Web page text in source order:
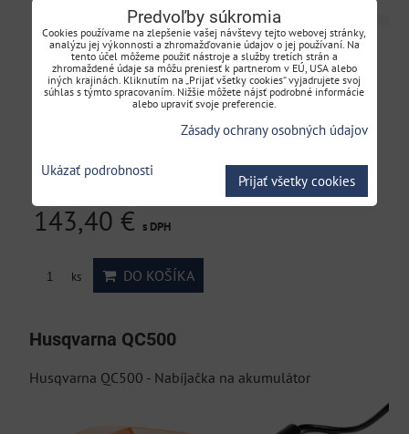
143,40 € s DPH
ks DO KOŠÍKA
Husqvarna QC500
Husqvarna QC500 - Nabíjačka na akumulátor
Predvoľby súkromia
Cookies používame na zlepšenie vašej návštevy tejto webovej stránky,
analýzu jej výkonnosti a zhromažďovanie údajov o jej používaní. Na
tento účel môžeme použiť nástroje a služby tretích strán a
zhromaždené údaje sa môžu preniesť k partnerom v EÚ, USA alebo
iných krajinách. Kliknutím na „Prijať všetky cookies“ vyjadrujete svoj
súhlas s týmto spracovaním. Nižšie môžete nájsť podrobné informácie
alebo upraviť svoje preferencie.
Zásady ochrany osobných údajov
Ukázať podrobnosti
Prijať všetky cookies